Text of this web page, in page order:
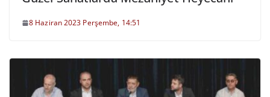
8 Haziran 2023 Perşembe, 14:51